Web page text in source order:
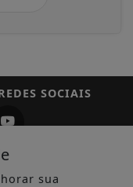
SOCIAIS
sua